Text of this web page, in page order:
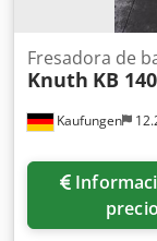
Kaufungen
Fresadora de
Knuth KB
Información de
precio